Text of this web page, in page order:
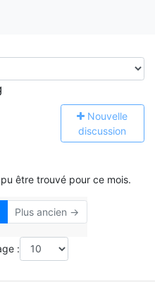
Nouvelle
discussion
être trouvé pour ce mois.
Plus ancien →
: